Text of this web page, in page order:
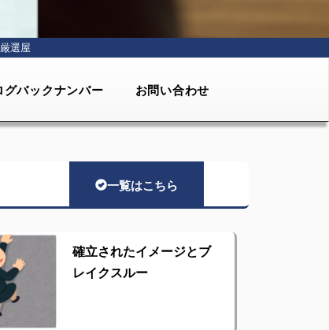
選屋
グバックナンバー お問い合わせ
一覧はこちら
確立されたイメージとブ
レイクスルー